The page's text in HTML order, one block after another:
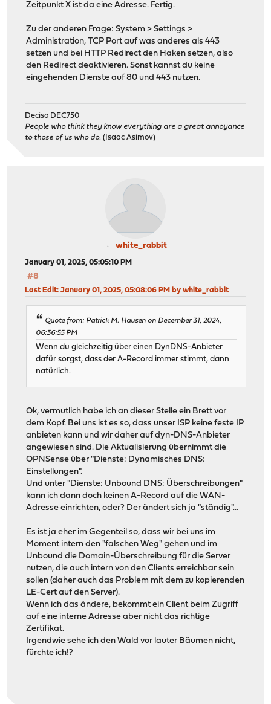
Zeitpunkt X ist da eine Adresse. Fertig.
Zu der anderen Frage: System > Settings >
Administration, TCP Port auf was anderes als 443
setzen und bei HTTP Redirect den Haken setzen, also
den Redirect deaktivieren. Sonst kannst du keine
eingehenden Dienste auf 80 und 443 nutzen.
Deciso DEC750
People who think they know everything are a great annoyance
to those of us who do. (Isaac Asimov)
white_rabbit
January 01, 2025, 05:05:10 PM
#8
Last Edit: January 01, 2025, 05:08:06 PM by white_rabbit
Quote from: Patrick M. Hausen on December 31, 2024,
06:36:55 PM
Wenn du gleichzeitig über einen DynDNS-Anbieter
dafür sorgst, dass der A-Record immer stimmt, dann
natürlich.
Ok, vermutlich habe ich an dieser Stelle ein Brett vor
dem Kopf. Bei uns ist es so, dass unser ISP keine feste IP
anbieten kann und wir daher auf dyn-DNS-Anbieter
angewiesen sind. Die Aktualisierung übernimmt die
OPNSense über "Dienste: Dynamisches DNS:
Einstellungen".
Und unter "Dienste: Unbound DNS: Überschreibungen"
kann ich dann doch keinen A-Record auf die WAN-
Adresse einrichten, oder? Der ändert sich ja "ständig"...
Es ist ja eher im Gegenteil so, dass wir bei uns im
Moment intern den "falschen Weg" gehen und im
Unbound die Domain-Überschreibung für die Server
nutzen, die auch intern von den Clients erreichbar sein
sollen (daher auch das Problem mit dem zu kopierenden
LE-Cert auf den Server).
Wenn ich das ändere, bekommt ein Client beim Zugriff
auf eine interne Adresse aber nicht das richtige
Zertifikat.
Irgendwie sehe ich den Wald vor lauter Bäumen nicht,
fürchte ich!?